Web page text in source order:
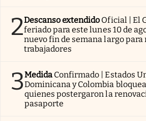
2Descanso extendido Oficial | El
feriado para este lunes 10 de
nuevo fin de semana largo para
trabajadores
3Medida Confirmado | Estados
Dominicana y Colombia
quienes postergaron la
pasaporte